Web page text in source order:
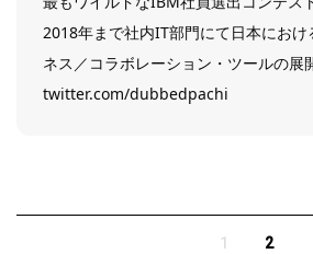
2018年まで社内IT部門にて日本におけ
ネス／コラボレーション・ツールの展
twitter.com/dubbedpachi
1 2